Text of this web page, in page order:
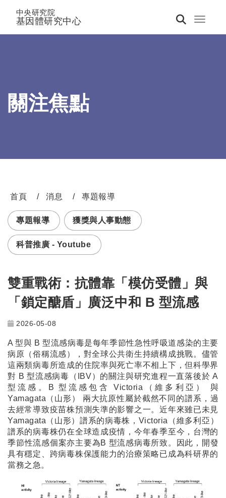
Toggle
中央研究院
基因體研究中心
關注焦點
首頁 消息
專題報導
專題報導
獲獎與人事動態
科普推廣 - Youtube
雙重戰術：抗體靠「模仿受體」與
「鎖定醣盾」廣泛中和 B 型流感
2026-05-08
A 型與 B 型流感病毒是每年季節性急性呼吸道感染的主要
病原（俗稱流感），對全球公共衛生持續構成挑戰。儘管
這兩類病毒所造成的住院率與死亡率不相上下，但科學界
對 B 型流感病毒（IBV）的關注與研究進程一直落後於 A
型流感。B 型流感包含 Victoria（維多利亞） 與
Yamagata（山形） 兩大抗原性屬於截然不同的譜系，過
去經常導致疫苗株預測失準的影響之一。近年來雖已未見
Yamagata（山形）譜系的病毒株，Victoria（維多利亞）
譜系的病毒株仍在全球造成疫情，今年春季至今，台灣的
季節性流感個案亦主要為B 型流感病毒所致。因此，開發
具有穩定、跨病毒株保護能力的治療策略已成為科研界的
當務之急。